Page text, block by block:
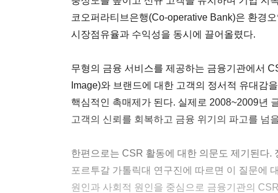
코오퍼라티브은행(Co-operative Bank)은 환경
시장점유율과 수익성을 동시에 끌어올렸다.
무형의 금융 서비스를 제공하는 금융기관에서
Image)와 브랜드에 대한 고객의 정서적 유대감
핵심적인 촉매제가 된다. 실제로 2008~2009년
고객의 신뢰를 회복하고 금융 위기의 파고를 넘
한편으로는 CSR 활동에 대한 의문도 제기된다.
포르투갈 가톨릭대 연구진에 따르면 이 질문에
원인과 사회적 원인을 중심으로 금융기관의